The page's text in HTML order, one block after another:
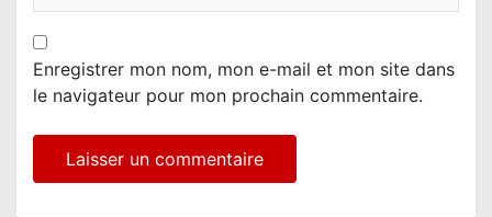
Enregistrer mon nom, mon e-mail et mon site dans
le navigateur pour mon prochain commentaire.